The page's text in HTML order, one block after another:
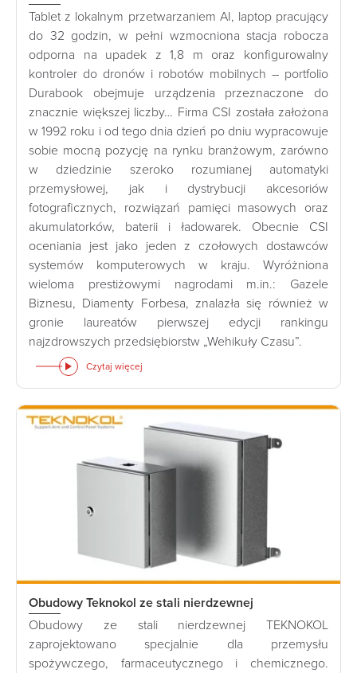
Tablet z lokalnym przetwarzaniem AI, laptop pracujący
do 32 godzin, w pełni wzmocniona stacja robocza
odporna na upadek z 1,8 m oraz konfigurowalny
kontroler do dronów i robotów mobilnych – portfolio
Durabook obejmuje urządzenia przeznaczone do
znacznie większej liczby… Firma CSI została założona
w 1992 roku i od tego dnia dzień po dniu wypracowuje
sobie mocną pozycję na rynku branżowym, zarówno
w dziedzinie szeroko rozumianej automatyki
przemysłowej, jak i dystrybucji akcesoriów
fotograficznych, rozwiązań pamięci masowych oraz
akumulatorków, baterii i ładowarek. Obecnie CSI
oceniania jest jako jeden z czołowych dostawców
systemów komputerowych w kraju. Wyróżniona
wieloma prestiżowymi nagrodami m.in.: Gazele
Biznesu, Diamenty Forbesa, znalazła się również w
gronie laureatów pierwszej edycji rankingu
najzdrowszych przedsiębiorstw „Wehikuły Czasu”.
Czytaj więcej
Obudowy Teknokol ze stali nierdzewnej
Obudowy ze stali nierdzewnej TEKNOKOL
zaprojektowano specjalnie dla przemysłu
spożywczego, farmaceutycznego i chemicznego.